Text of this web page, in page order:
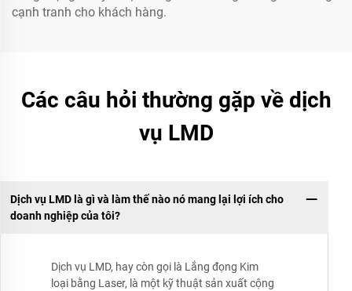
cạnh tranh cho khách hàng.
Các câu hỏi thường gặp về dịch
vụ LMD
Dịch vụ LMD là gì và làm thế nào nó mang lại lợi ích cho
doanh nghiệp của tôi?
Dịch vụ LMD, hay còn gọi là Lắng đọng Kim
loại bằng Laser, là một kỹ thuật sản xuất cộng